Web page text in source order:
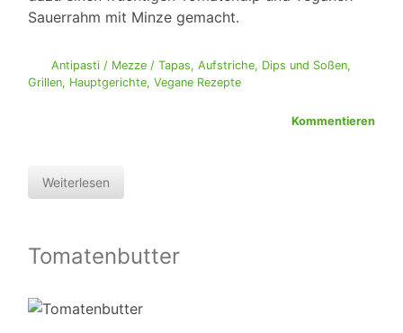
Sauerrahm mit Minze gemacht.
Antipasti / Mezze / Tapas, Aufstriche, Dips und Soßen,
Grillen, Hauptgerichte, Vegane Rezepte
Kommentieren
Weiterlesen
Tomatenbutter